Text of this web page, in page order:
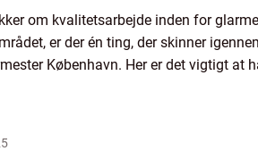
om kvalitetsarbejde inden for
er der én ting, der skinner
København. Her er det vigtigt at